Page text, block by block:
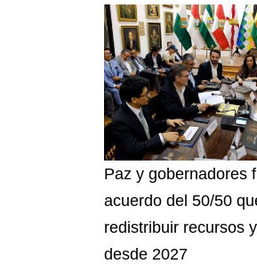
Paz y gobernadores
acuerdo del 50/50
redistribuir recursos
desde 2027